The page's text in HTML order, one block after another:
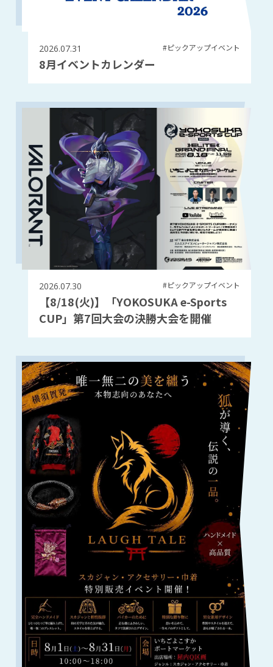
2026.07.31 #ピックアップイベント
8月イベントカレンダー
2026.07.30 #ピックアップイベント
【8/18(火)】「YOKOSUKA e-Sports
CUP」第7回大会の決勝大会を開催